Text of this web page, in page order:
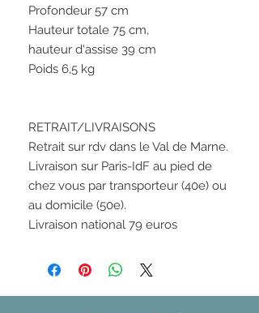
Profondeur 57 cm
Hauteur totale 75 cm,
hauteur d'assise 39 cm
Poids 6,5 kg
RETRAIT/LIVRAISONS
Retrait sur rdv dans le Val de Marne.
Livraison sur Paris-IdF au pied de
chez vous par transporteur (40e) ou
au domicile (50e).
Livraison national 79 euros